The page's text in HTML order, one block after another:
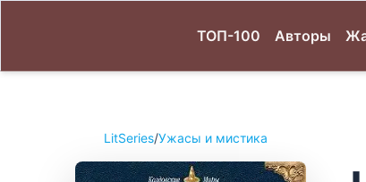
ТОП-100 Авторы
LitSeries/Ужасы и мистика